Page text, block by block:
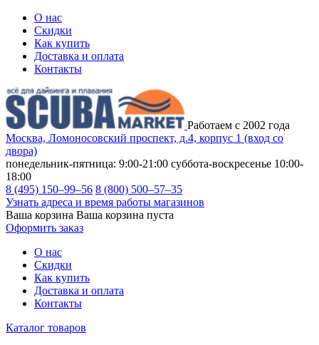
О нас
Скидки
Как купить
Доставка и оплата
Контакты
Работаем с 2002 года
Москва, Ломоносовский проспект, д.4, корпус 1 (вход со
двора)
понедельник-пятница: 9:00-21:00 суббота-воскресенье 10:00-
18:00
8 (495) 150–99–56 8 (800) 500–57–35
Узнать адреса и время работы магазинов
Ваша корзина Ваша корзина пуста
Оформить заказ
О нас
Скидки
Как купить
Доставка и оплата
Контакты
Каталог товаров